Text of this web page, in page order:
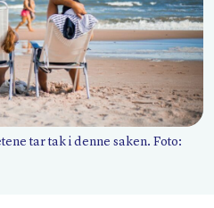
tar tak i denne saken. Foto: